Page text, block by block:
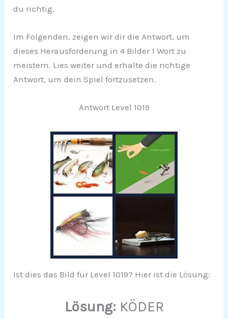
du richtig.
Im Folgenden, zeigen wir dir die Antwort, um
dieses Herausforderung in 4 Bilder 1 Wort zu
meistern. Lies weiter und erhalte die richtige
Antwort, um dein Spiel fortzusetzen.
Antwort Level 1019
Ist dies das Bild für Level 1019? Hier ist die Lösung:
Lösung: KÖDER